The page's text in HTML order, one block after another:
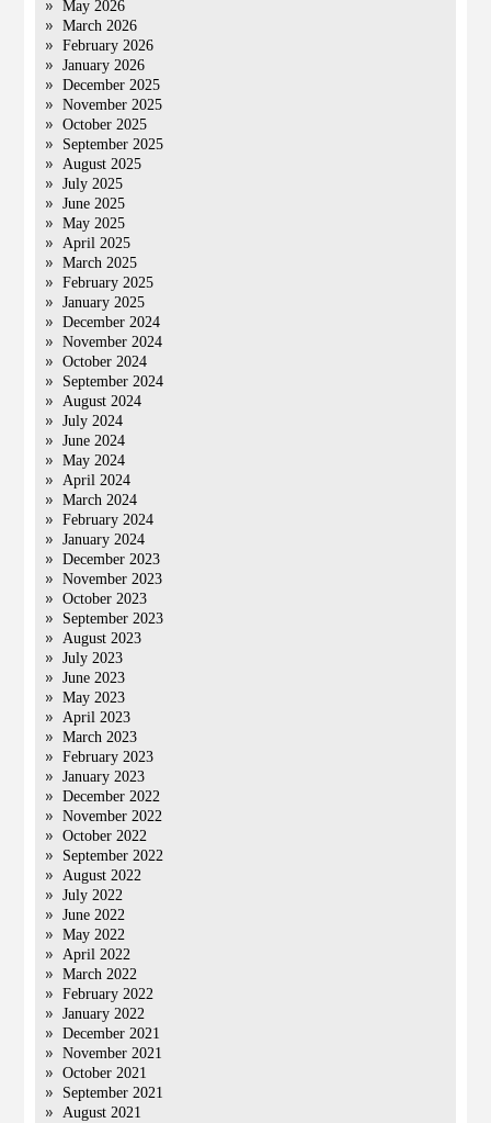
May 2026
March 2026
February 2026
January 2026
December 2025
November 2025
October 2025
September 2025
August 2025
July 2025
June 2025
May 2025
April 2025
March 2025
February 2025
January 2025
December 2024
November 2024
October 2024
September 2024
August 2024
July 2024
June 2024
May 2024
April 2024
March 2024
February 2024
January 2024
December 2023
November 2023
October 2023
September 2023
August 2023
July 2023
June 2023
May 2023
April 2023
March 2023
February 2023
January 2023
December 2022
November 2022
October 2022
September 2022
August 2022
July 2022
June 2022
May 2022
April 2022
March 2022
February 2022
January 2022
December 2021
November 2021
October 2021
September 2021
August 2021